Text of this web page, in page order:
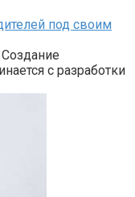
под своим
с разработки